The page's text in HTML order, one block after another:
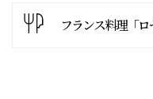
フランス料理「ロ